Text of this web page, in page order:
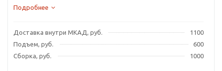
идеально впишется в любую обстановку.
Подробнее
Доставка внутри МКАД, руб.
1100
Подъем, руб.
600
Сборка, руб.
1000